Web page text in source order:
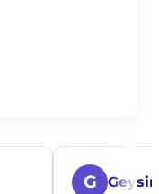
G Geysir